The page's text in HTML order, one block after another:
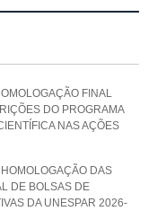
FINAL
DO PROGRAMA
NAS AÇÕES
HOMOLOGAÇÃO DAS
DE BOLSAS DE
DA UNESPAR 2026-